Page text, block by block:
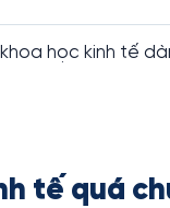
học kinh tế
tế quá